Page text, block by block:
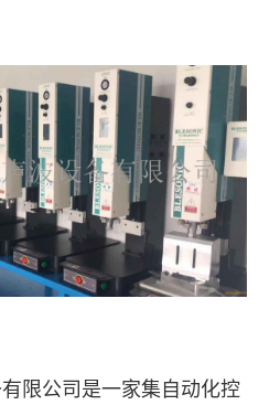
限公司是一家集自动化控